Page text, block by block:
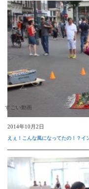
すごい動画
2014年10月2日
えぇ！こんな風になってたの！？イ